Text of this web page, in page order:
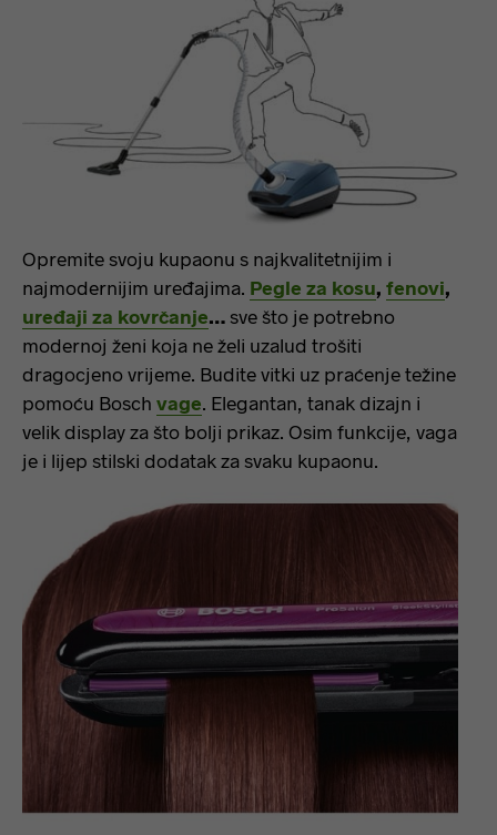
Opremite svoju kupaonu s najkvalitetnijim i
najmodernijim uređajima. Pegle za kosu, fenovi,
uređaji za kovrčanje… sve što je potrebno
modernoj ženi koja ne želi uzalud trošiti
dragocjeno vrijeme. Budite vitki uz praćenje težine
pomoću Bosch vage. Elegantan, tanak dizajn i
velik display za što bolji prikaz. Osim funkcije, vaga
je i lijep stilski dodatak za svaku kupaonu.